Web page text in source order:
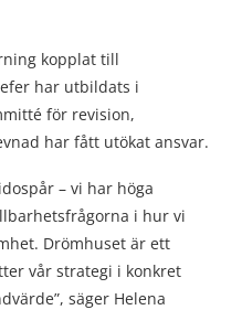
kopplat till
har utbildats i
för revision,
har fått utökat ansvar.
– vi har höga
i hur vi
Drömhuset är ett
vår strategi i konkret
säger Helena